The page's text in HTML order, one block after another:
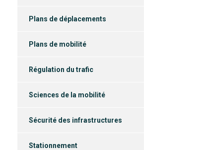
Plans de déplacements
Plans de mobilité
Régulation du trafic
Sciences de la mobilité
Sécurité des infrastructures
Stationnement